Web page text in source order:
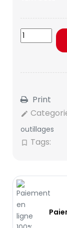
Print
edit
outillages
bookmark_border Tags: